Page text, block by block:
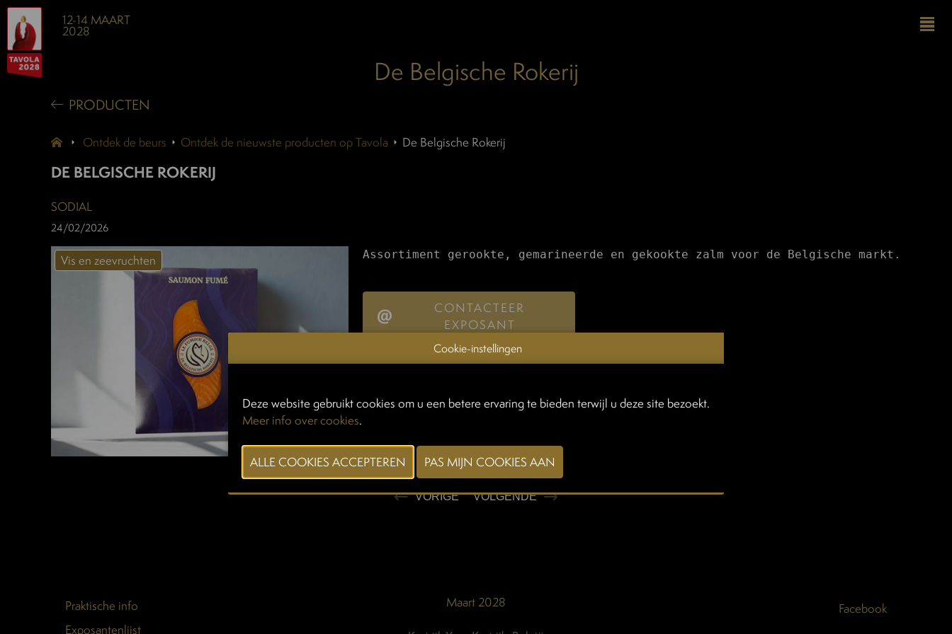
12-14 MAART
2028
De Belgische Rokerij
PRODUCTEN
Ontdek de beurs Ontdek de nieuwste producten op Tavola De Belgische Rokerij
DE BELGISCHE ROKERIJ
Vis en zeevruchten
SODIAL
24/02/2026
Assortiment gerookte, gemarineerde en gekookte zalm voor de Belgische markt.
CONTACTEER
EXPOSANT
VORIGE VOLGENDE
Praktische info
Exposantenlijst
Maart 2028
Facebook
Cookie-instellingen
Deze website gebruikt cookies om u een betere ervaring te bieden terwijl u deze site bezoekt.
Meer info over cookies.